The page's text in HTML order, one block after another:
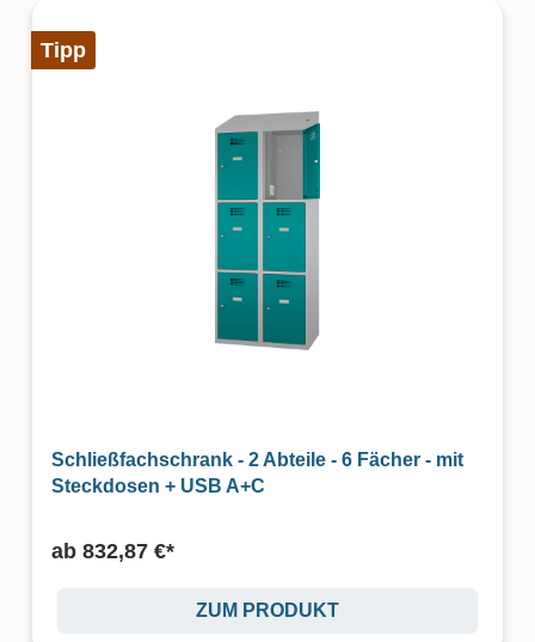
Tipp
Schließfachschrank - 2 Abteile - 6 Fächer - mit
Steckdosen + USB A+C
ab 832,87 €*
ZUM PRODUKT